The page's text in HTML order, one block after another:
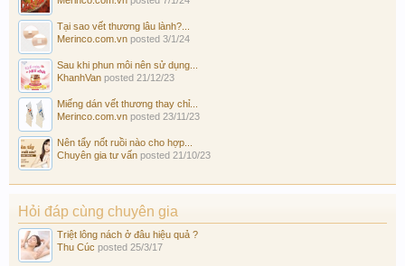
Tại sao vết thương lâu lành?...
Merinco.com.vn posted 3/1/24
Sau khi phun môi nên sử dụng...
KhanhVan posted 21/12/23
Miếng dán vết thương thay chỉ...
Merinco.com.vn posted 23/11/23
Nên tẩy nốt ruồi nào cho hợp...
Chuyên gia tư vấn posted 21/10/23
Hỏi đáp cùng chuyên gia
Triệt lông nách ở đâu hiệu quả ?
Thu Cúc posted 25/3/17